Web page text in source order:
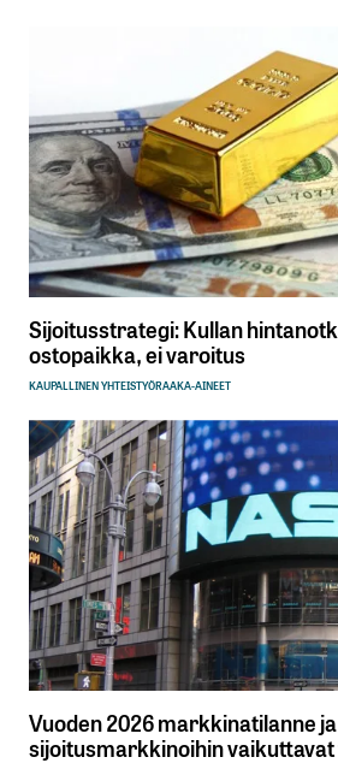
Sijoitusstrategi: Kullan
ostopaikka, ei varoitus
KAUPALLINEN YHTEISTYÖRAAKA-AINEET
Vuoden 2026 markkinatilanne
sijoitusmarkkinoihin